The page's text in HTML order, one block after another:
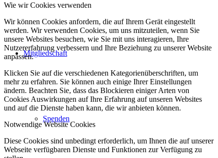
Mitgliedschaft
Spenden
Wie wir Cookies verwenden
Wir können Cookies anfordern, die auf Ihrem Gerät eingestellt
werden. Wir verwenden Cookies, um uns mitzuteilen, wenn Sie
unsere Websites besuchen, wie Sie mit uns interagieren, Ihre
Nutzererfahrung verbessern und Ihre Beziehung zu unserer Website
anpassen.
Klicken Sie auf die verschiedenen Kategorienüberschriften, um
mehr zu erfahren. Sie können auch einige Ihrer Einstellungen
ändern. Beachten Sie, dass das Blockieren einiger Arten von
Cookies Auswirkungen auf Ihre Erfahrung auf unseren Websites
und auf die Dienste haben kann, die wir anbieten können.
Notwendige Website Cookies
Diese Cookies sind unbedingt erforderlich, um Ihnen die auf unserer
Webseite verfügbaren Dienste und Funktionen zur Verfügung zu